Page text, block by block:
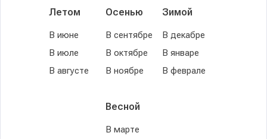
Летом
В июне
В июле
В августе
Осенью
В сентябре
В октябре
В ноябре
Зимой
В декабре
В январе
В феврале
Весной
В марте